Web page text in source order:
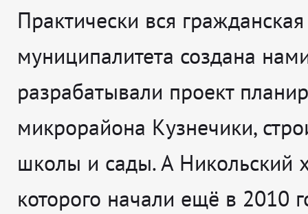
Практически вся
муниципалитета создана
разрабатывали проект
микрорайона Кузнечики,
школы и сады. А Никольский
которого начали ещё в 2010